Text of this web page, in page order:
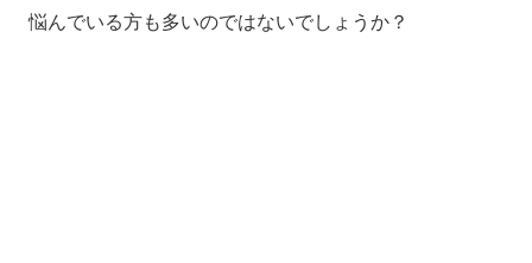
悩んでいる方も多いのではないでしょうか？